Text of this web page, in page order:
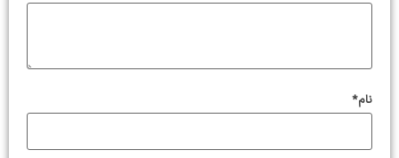
نام*